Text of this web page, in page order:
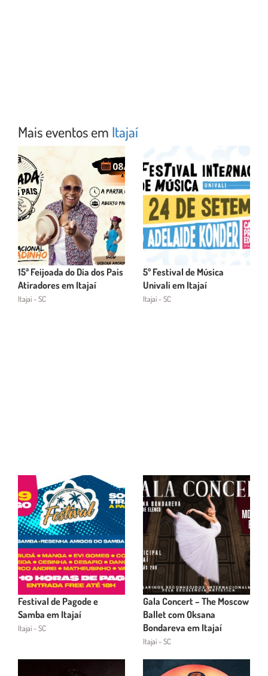
Mais eventos em Itajaí
15ª Feijoada do Dia dos Pais
Atiradores em Itajaí
Itajaí - SC
5º Festival de Música
Univali em Itajaí
Itajaí - SC
Festival de Pagode e
Samba em Itajaí
Itajaí - SC
Gala Concert – The Moscow
Ballet com Oksana
Bondareva em Itajaí
Itajaí - SC